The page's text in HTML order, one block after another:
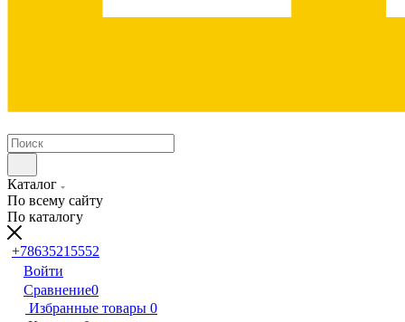
Каталог
По всему сайту
По каталогу
+78635215552
Войти
Сравнение0
Избранные товары 0